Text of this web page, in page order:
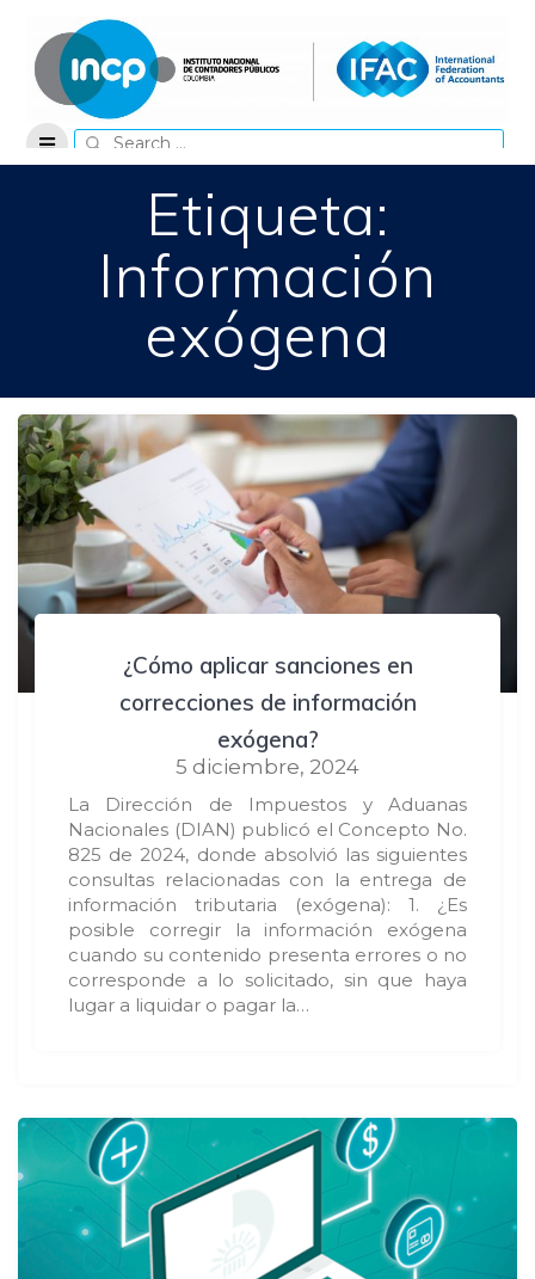
content
Search
for:
Etiqueta:
Información
exógena
¿Cómo aplicar sanciones en
correcciones de información
exógena?
5 diciembre, 2024
La Dirección de Impuestos y Aduanas
Nacionales (DIAN) publicó el Concepto No.
825 de 2024, donde absolvió las siguientes
consultas relacionadas con la entrega de
información tributaria (exógena): 1. ¿Es
posible corregir la información exógena
cuando su contenido presenta errores o no
corresponde a lo solicitado, sin que haya
lugar a liquidar o pagar la…